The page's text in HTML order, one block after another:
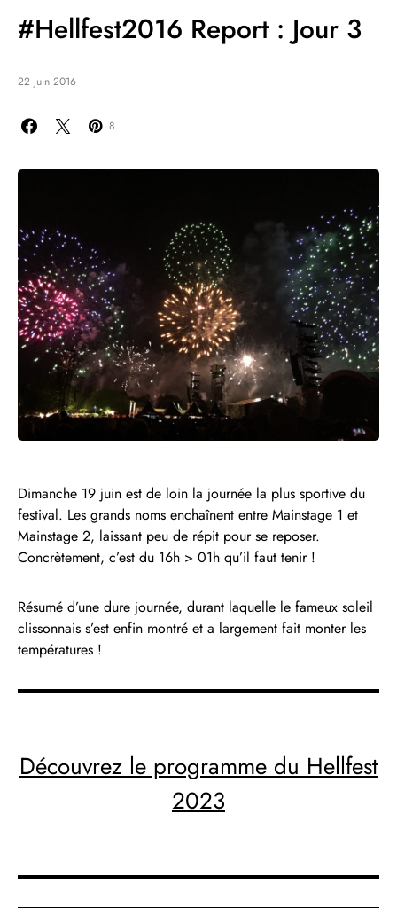
#Hellfest2016 Report : Jour 3
22 juin 2016
8
Dimanche 19 juin est de loin la journée la plus sportive du
festival. Les grands noms enchaînent entre Mainstage 1 et
Mainstage 2, laissant peu de répit pour se reposer.
Concrètement, c’est du 16h > 01h qu’il faut tenir !
Résumé d’une dure journée, durant laquelle le fameux soleil
clissonnais s’est enfin montré et a largement fait monter les
températures !
Découvrez le programme du Hellfest
2023